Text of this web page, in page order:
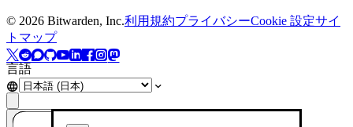
© 2026 Bitwarden, Inc.利用規約プライバシーCookie 設定サイ
トマップ
言語